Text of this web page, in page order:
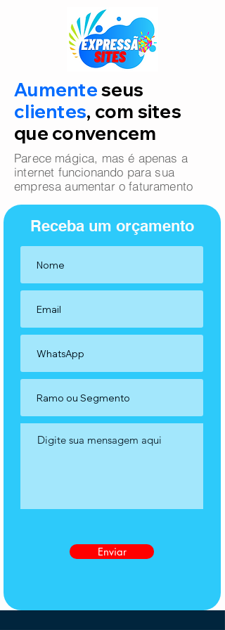
Aumenteseus
clientes, com sites
que convencem
Parece mágica, mas é apenas a
internet funcionando para sua
empresa aumentar o faturamento
Receba um orçamento
Enviar